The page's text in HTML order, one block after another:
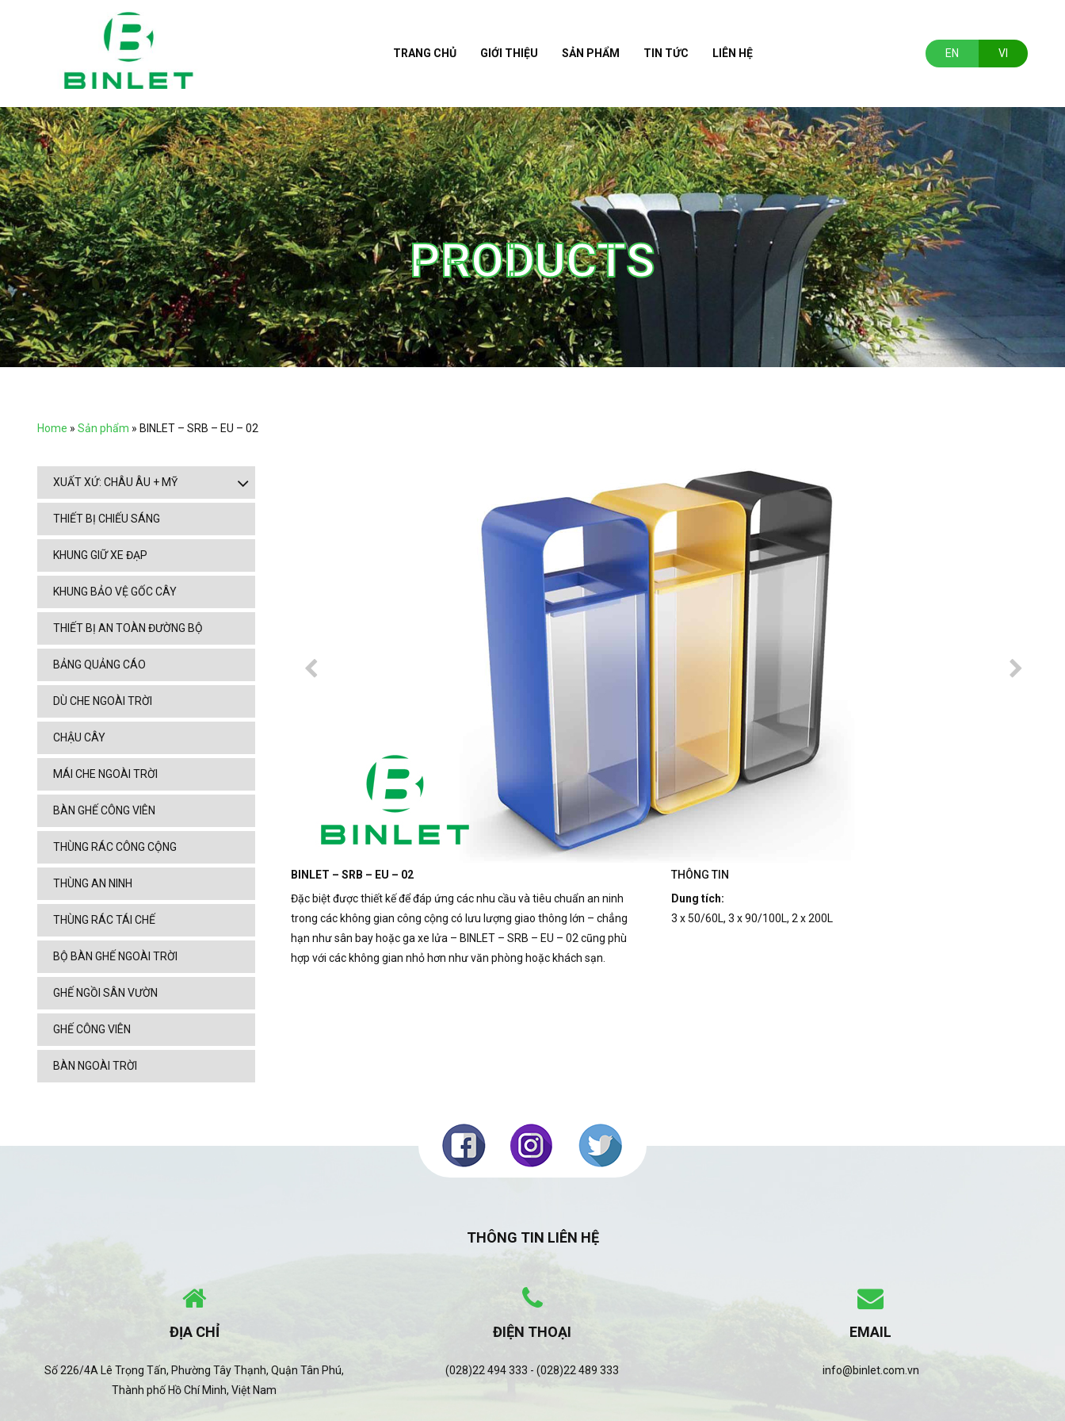
TRANG CHỦ GIỚI THIỆU SẢN PHẨM TIN TỨC LIÊN HỆ EN VI
PRODUCTS
Home » Sản phẩm » BINLET – SRB – EU – 02
BINLET – SRB – EU – 02
Đặc biệt được thiết kế để đáp ứng các nhu cầu và tiêu chuẩn an ninh
trong các không gian công cộng có lưu lượng giao thông lớn – chẳng
hạn như sân bay hoặc ga xe lửa – BINLET – SRB – EU – 02 cũng phù
hợp với các không gian nhỏ hơn như văn phòng hoặc khách sạn.
THÔNG TIN
Dung tích:
3 x 50/60L, 3 x 90/100L, 2 x 200L
XUẤT XỨ: CHÂU ÂU + MỸ
THIẾT BỊ CHIẾU SÁNG
KHUNG GIỮ XE ĐẠP
KHUNG BẢO VỆ GỐC CÂY
THIẾT BỊ AN TOÀN ĐƯỜNG BỘ
BẢNG QUẢNG CÁO
DÙ CHE NGOÀI TRỜI
CHẬU CÂY
MÁI CHE NGOÀI TRỜI
BÀN GHẾ CÔNG VIÊN
THÙNG RÁC CÔNG CỘNG
THÙNG AN NINH
THÙNG RÁC TÁI CHẾ
BỘ BÀN GHẾ NGOÀI TRỜI
GHẾ NGỒI SÂN VƯỜN
GHẾ CÔNG VIÊN
BÀN NGOÀI TRỜI
THÔNG TIN LIÊN HỆ
ĐỊA CHỈ
Số 226/4A Lê Trọng Tấn, Phường Tây Thạnh, Quận Tân Phú,
Thành phố Hồ Chí Minh, Việt Nam
ĐIỆN THOẠI
(028)22 494 333 - (028)22 489 333
EMAIL
info@binlet.com.vn